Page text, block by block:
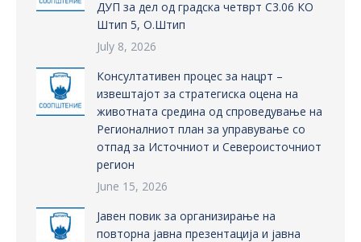
ДУП за дел од градска четврт С3.06 КО
Штип 5, О.Штип
July 8, 2026
Консултативен процес за нацрт –
извештајот за стратегиска оцена на
животната средина од спроведување на
Регионалниот план за управување со
отпад за Источниот и Североисточниот
регион
June 15, 2026
Јавен повик за организирање на
повторна јавна презентација и јавна